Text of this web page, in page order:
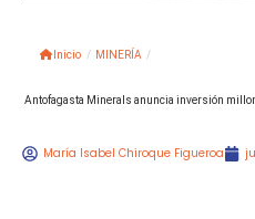
Inicio / MINERÍA /
Antofagasta Minerals anuncia inversión
María Isabel Chiroque Figueroa